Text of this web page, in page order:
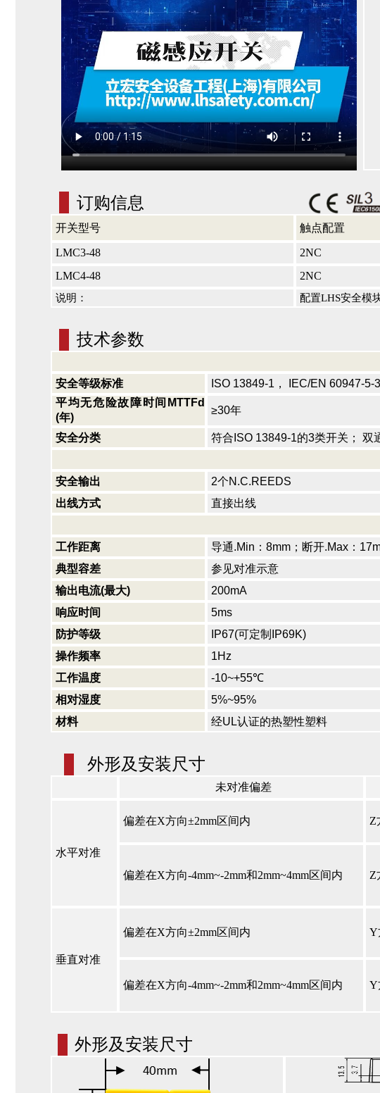
订购信息
开关型号 触点配置
LMC3-48 2NC
LMC4-48
2NC
说明： 配置LHS安全模
技术参数
安全等级标准
ISO 13849-1， IEC/EN 60947-5-3
平均无危险故障时间MTTFd
(年)
≥30年
安全分类
符合ISO 13849-1的3类开关； 双
安全输出
2个N.C.REEDS
出线方式
直接出线
工作距离
导通.Min：8mm；断开.Max：
典型容差
参见对准示意
输出电流(最大)
200mA
响应时间
5ms
防护等级
IP67(可定制IP69K)
操作频率
1Hz
工作温度
-10~+55℃
相对湿度
5%~95%
材料
经UL认证的热塑性塑料
外形及安装尺寸
未对准偏差
水平对准
偏差在X方向±2mm区间内
Z
偏差在X方向-4mm~-2mm和2mm~4mm区间内 Z
垂直对准
偏差在X方向±2mm区间内
Y
偏差在X⽅向-4mm~-2mm和2mm~4mm区间内
Y
外形及安装尺寸